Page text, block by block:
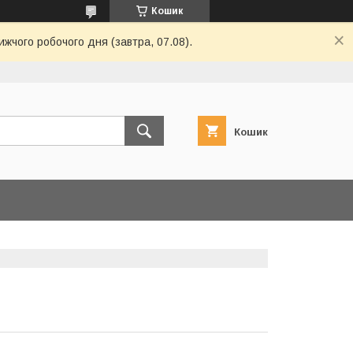
Кошик
робочого дня (завтра, 07.08).
Кошик